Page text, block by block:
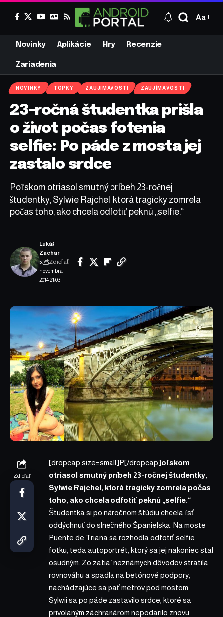
Aa
Novinky Aplikácie Hry Recenzie
Zariadenia
NOVINKY TOPKY ZAUJÍMAVOSTI ZAUJÍMAVOSTI
23-ročná študentka prišla
o život počas fotenia
selfie: Po páde z mosta jej
zastalo srdce
Poľskom otriasol smutný príbeh 23-ročnej
študentky, Sylwie Rajchel, ktorá tragicky zomrela
počas toho, ako chcela odfotiť peknú „selfie.“
5.
novembra
2014 21:03
Lukáš
Zachar
Zdieľať
Zdieľať
[dropcap size=small]P[/dropcap]oľskom
otriasol smutný príbeh 23-ročnej študentky,
Sylwie Rajchel, ktorá tragicky zomrela počas
toho, ako chcela odfotiť peknú „selfie.“
Študentka si po náročnom štúdiu chcela ísť
oddýchnuť do slnečného Španielska. Na moste
Puente de Triana sa rozhodla odfotiť selfie
fotku, teda autoportrét, ktorý sa jej nakoniec stal
osudným. Zo zatiaľ neznámych dôvodov stratila
rovnováhu a spadla na betónové podpory,
nachádzajúce sa päť metrov pod mostom.
Sylwii sa po páde zastavilo srdce, ktoré sa
privolaným záchranárom nepodarilo znovu